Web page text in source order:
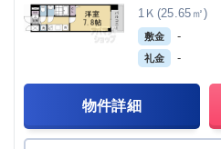
1Ｋ(25.65㎡)
敷金 -
礼金 -
物件詳細